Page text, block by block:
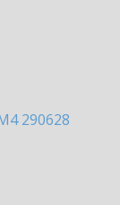
290628